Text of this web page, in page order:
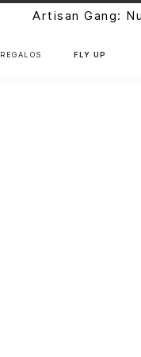
Artisan Gang:
REGALOS FLY UP